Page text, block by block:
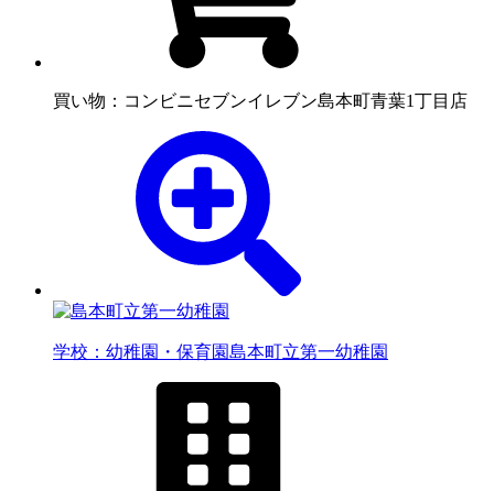
買い物：コンビニセブンイレブン島本町青葉1丁目店
学校：幼稚園・保育園島本町立第一幼稚園